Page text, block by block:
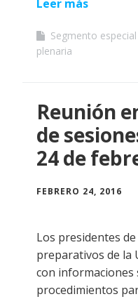
Leer más
Segmento
plenaria
Reunión
de
24 de
FEBRERO 24, 2016
Los presidentes
preparativos de la
con informaciones
procedimientos